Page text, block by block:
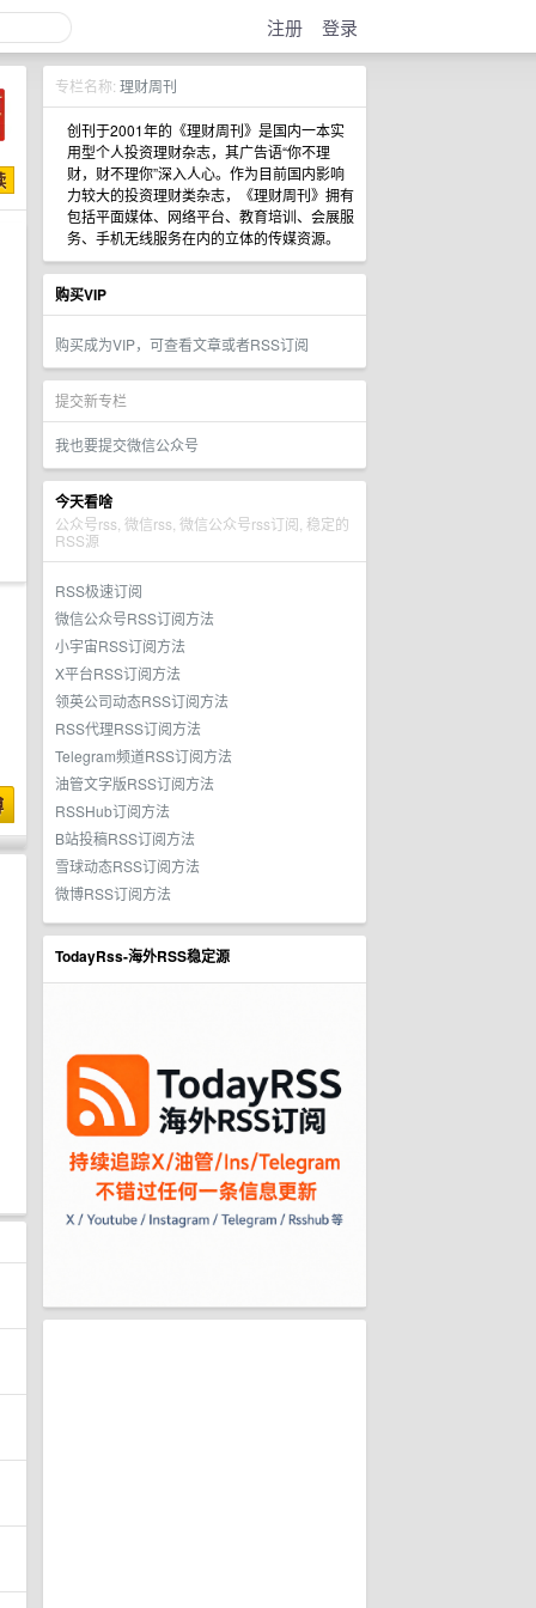
注册 登录
专栏名称: 理财周刊
创刊于2001年的《理财周刊》是国内一本实
用型个人投资理财杂志，其广告语“你不理
财，财不理你”深入人心。作为目前国内影响
力较大的投资理财类杂志，《理财周刊》拥有
包括平面媒体、网络平台、教育培训、会展服
务、手机无线服务在内的立体的传媒资源。
购买VIP
购买成为VIP，可查看文章或者RSS订阅
提交新专栏
我也要提交微信公众号
今天看啥
公众号rss, 微信rss, 微信公众号rss订阅, 稳定的
RSS源
RSS极速订阅
微信公众号RSS订阅方法
小宇宙RSS订阅方法
X平台RSS订阅方法
领英公司动态RSS订阅方法
RSS代理RSS订阅方法
Telegram频道RSS订阅方法
油管文字版RSS订阅方法
RSSHub订阅方法
B站投稿RSS订阅方法
雪球动态RSS订阅方法
微博RSS订阅方法
TodayRss-海外RSS稳定源